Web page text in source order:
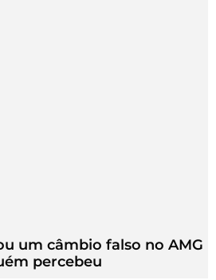
um câmbio falso no AMG
percebeu